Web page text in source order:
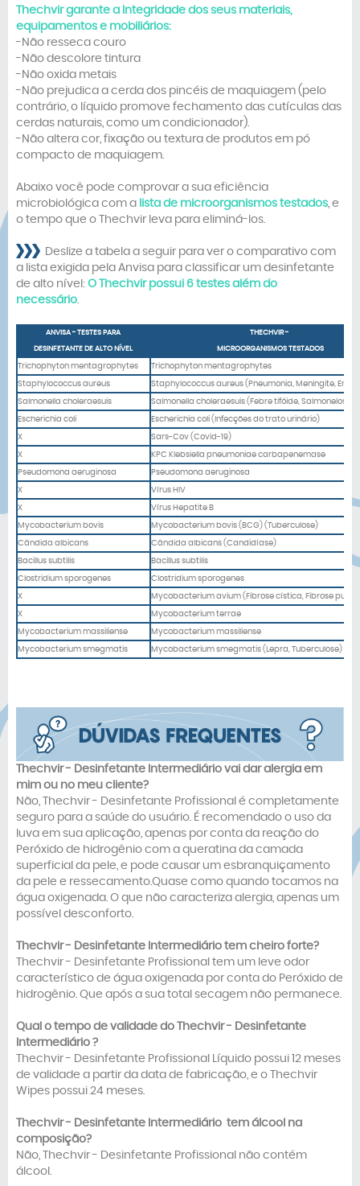
Thechvir garante a Integridade dos seus materiais,
equipamentos e mobiliários:
-Não resseca couro
-Não descolore tintura
-Não oxida metais
-Não prejudica a cerda dos pincéis de maquiagem (pelo
contrário, o líquido promove fechamento das cutículas das
cerdas naturais, como um condicionador).
-Não altera cor, fixação ou textura de produtos em pó
compacto de maquiagem.
Abaixo você pode comprovar a sua eficiência
microbiológica com a lista de microorganismos testados, e
o tempo que o Thechvir leva para eliminá-los.
Deslize a tabela a seguir para ver o comparativo com
a lista exigida pela Anvisa para classificar um desinfetante
de alto nível: O Thechvir possui 6 testes além do
necessário.
ANVISA - TESTES PARA
DESINFETANTE DE ALTO NÍVEL
THECHVIR -
MICROORGANISMOS TESTADOS
Trichophyton mentagrophytes Trichophyton mentagrophytes
Staphylococcus aureus Staphylococcus aureus (Pneumonia, Meningite,
Salmonella choleraesuis Salmonella choleraesuis (Febre tifóide, Salmonelose)
Escherichia coli Escherichia coli (Infecções do trato urinário)
X Sars-Cov (Covid-19)
X KPC Klebsiella pneumoniae carbapenemase
Pseudomona aeruginosa Pseudomona aeruginosa
X Vírus HIV
X Vírus Hepatite B
Mycobacterium bovis Mycobacterium bovis (BCG) (Tuberculose)
Cândida albicans Cândida albicans (Candidíase)
Bacillus subtilis Bacillus subtilis
Clostridium sporogenes Clostridium sporogenes
X Mycobacterium avium (Fibrose cística, Fibrose
X Mycobacterium terrae
Mycobacterium massiliense Mycobacterium massiliense
Mycobacterium smegmatis Mycobacterium smegmatis (Lepra, Tuberculose)
Thechvir - Desinfetante Intermediário vai dar alergia em
mim ou no meu cliente?
Não, Thechvir - Desinfetante Profissional é completamente
seguro para a saúde do usuário. É recomendado o uso da
luva em sua aplicação, apenas por conta da reação do
Peróxido de hidrogênio com a queratina da camada
superficial da pele, e pode causar um esbranquiçamento
da pele e ressecamento.Quase como quando tocamos na
água oxigenada. O que não caracteriza alergia, apenas um
possível desconforto.
Thechvir - Desinfetante Intermediário tem cheiro forte?
Thechvir - Desinfetante Profissional tem um leve odor
característico de água oxigenada por conta do Peróxido de
hidrogênio. Que após a sua total secagem não permanece.
Qual o tempo de validade do Thechvir - Desinfetante
Intermediário ?
Thechvir - Desinfetante Profissional Líquido possui 12 meses
de validade a partir da data de fabricação, e o Thechvir
Wipes possui 24 meses.
Thechvir - Desinfetante Intermediário tem álcool na
composição?
Não, Thechvir - Desinfetante Profissional não contém
álcool.